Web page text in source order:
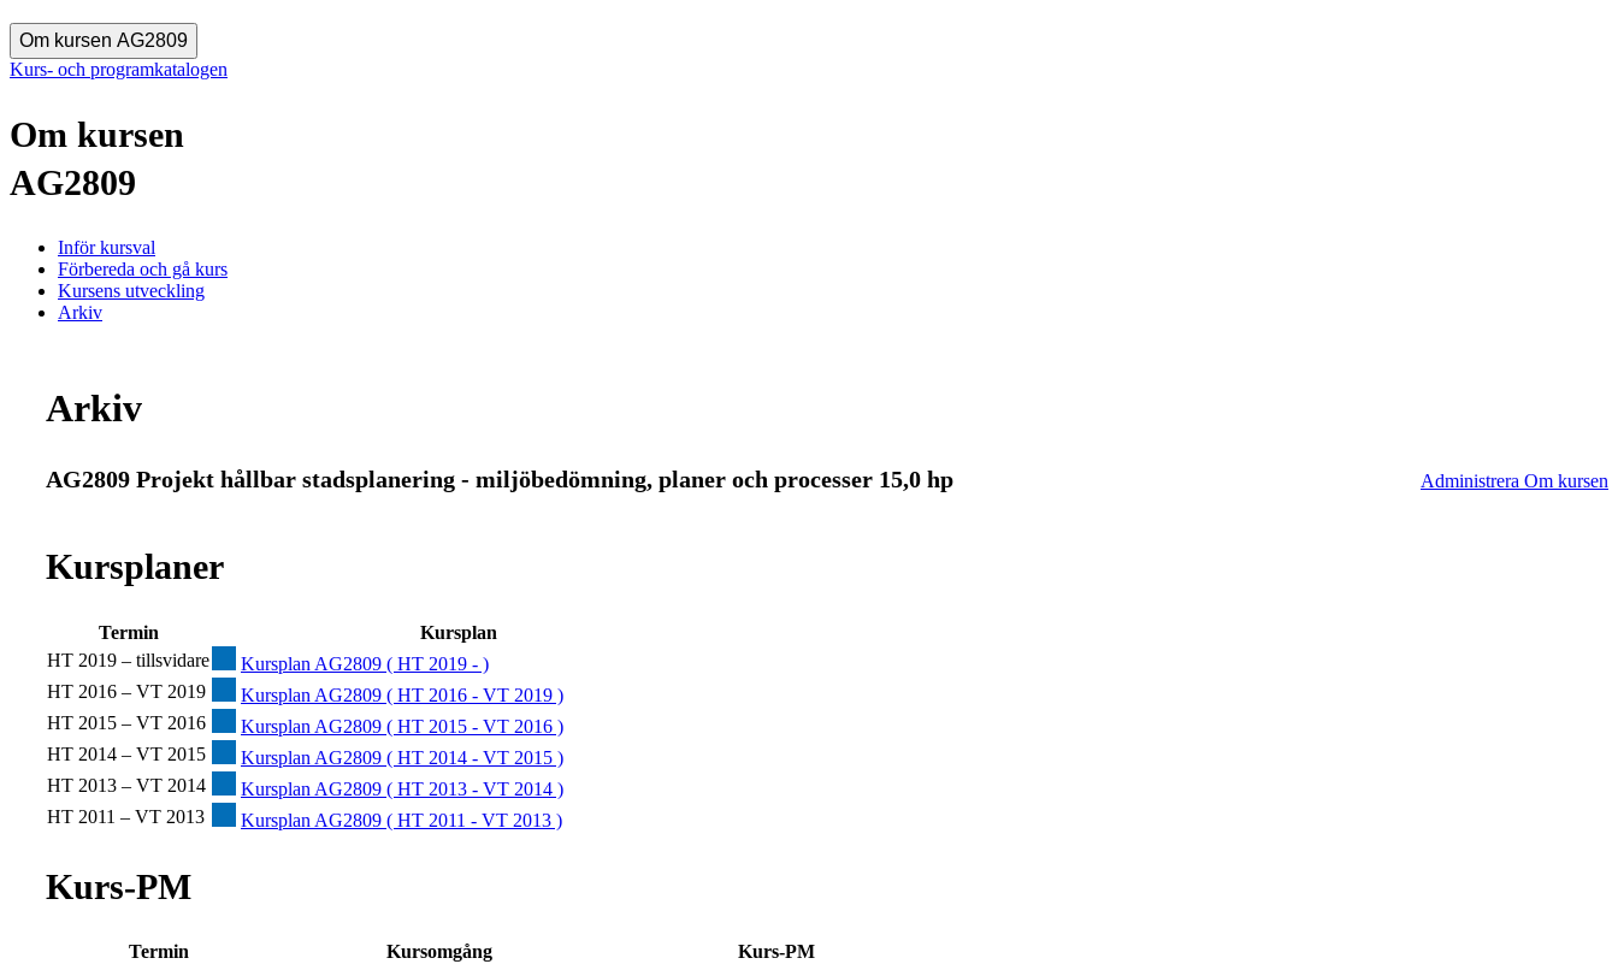
Om kursen AG2809
Kurs- och programkatalogen
Om kursen
AG2809
Inför kursval
Förbereda och gå kurs
Kursens utveckling
Arkiv
Arkiv
AG2809 Projekt hållbar stadsplanering - miljöbedömning, planer och processer 15,0 hp Administrera Om kursen
Kursplaner
Termin
Kursplan
HT 2019 – tillsvidare
Kursplan AG2809 ( HT 2019 - )
HT 2016 – VT 2019
Kursplan AG2809 ( HT 2016 - VT 2019 )
HT 2015 – VT 2016
Kursplan AG2809 ( HT 2015 - VT 2016 )
HT 2014 – VT 2015
Kursplan AG2809 ( HT 2014 - VT 2015 )
HT 2013 – VT 2014
Kursplan AG2809 ( HT 2013 - VT 2014 )
HT 2011 – VT 2013
Kursplan AG2809 ( HT 2011 - VT 2013 )
Kurs-PM
Termin Kursomgång Kurs-PM